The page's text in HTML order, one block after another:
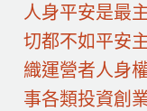
人身平安是最
切都不如平安
織運營者人身
事各類投資創